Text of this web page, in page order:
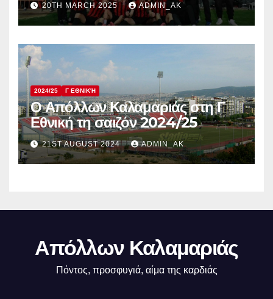
20TH MARCH 2025 ADMIN_AK
2024/25 Γ ΕΘΝΙΚΉ
Ο Απόλλων Καλαμαριάς στη Γ
Εθνική τη σαιζόν 2024/25
21ST AUGUST 2024 ADMIN_AK
Απόλλων Καλαμαριάς
Πόντος, προσφυγιά, αίμα της καρδιάς